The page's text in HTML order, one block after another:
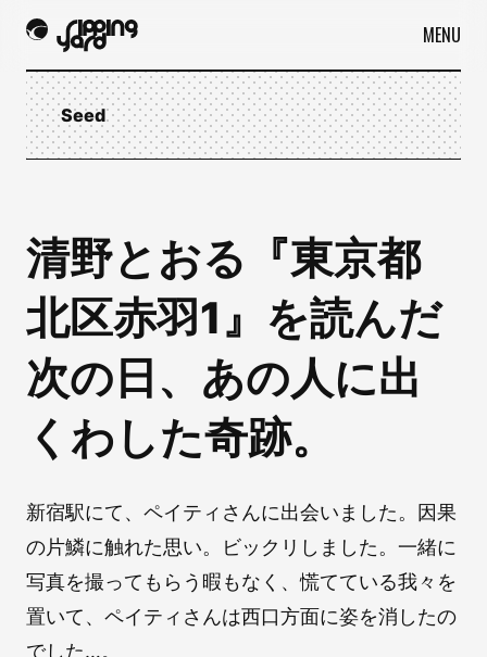
MENU
Seed
清野とおる『東京都
北区赤羽1』を読んだ
次の日、あの人に出
くわした奇跡。
新宿駅にて、ペイティさんに出会いました。因果
の片鱗に触れた思い。ビックリしました。一緒に
写真を撮ってもらう暇もなく、慌てている我々を
置いて、ペイティさんは西口方面に姿を消したの
でした…。